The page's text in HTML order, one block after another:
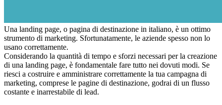
Una landing page, o pagina di destinazione in italiano, è un ottimo
strumento di marketing. Sfortunatamente, le aziende spesso non lo
usano correttamente.
Considerando la quantità di tempo e sforzi necessari per la creazione
di una landing page, è fondamentale fare tutto nei dovuti modi. Se
riesci a costruire e amministrare correttamente la tua campagna di
marketing, comprese le pagine di destinazione, godrai di un flusso
costante e inarrestabile di lead.